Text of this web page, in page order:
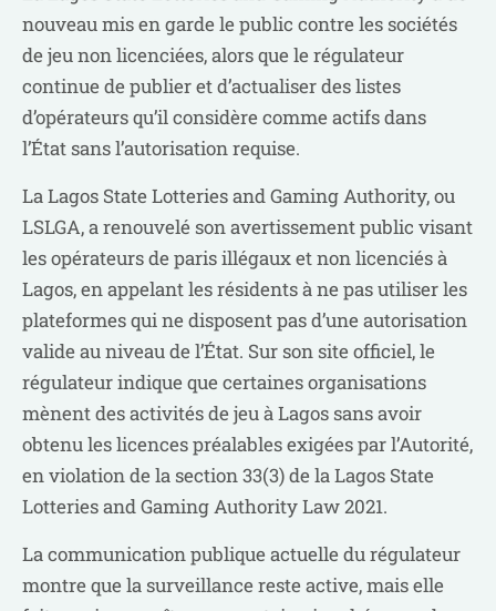
nouveau mis en garde le public contre les sociétés
de jeu non licenciées, alors que le régulateur
continue de publier et d’actualiser des listes
d’opérateurs qu’il considère comme actifs dans
l’État sans l’autorisation requise.
La Lagos State Lotteries and Gaming Authority, ou
LSLGA, a renouvelé son avertissement public visant
les opérateurs de paris illégaux et non licenciés à
Lagos, en appelant les résidents à ne pas utiliser les
plateformes qui ne disposent pas d’une autorisation
valide au niveau de l’État. Sur son site officiel, le
régulateur indique que certaines organisations
mènent des activités de jeu à Lagos sans avoir
obtenu les licences préalables exigées par l’Autorité,
en violation de la section 33(3) de la Lagos State
Lotteries and Gaming Authority Law 2021.
La communication publique actuelle du régulateur
montre que la surveillance reste active, mais elle